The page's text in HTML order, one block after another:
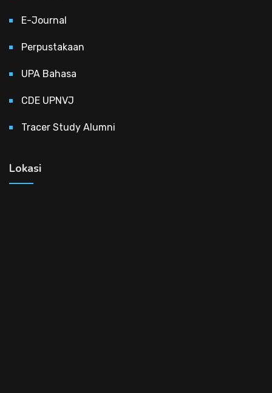
E-Journal
Perpustakaan
UPA Bahasa
CDE UPNVJ
Tracer Study Alumni
Lokasi